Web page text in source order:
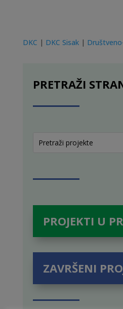
DKC | DKC Sisak|
PRETRAŽI
PROJEKTI U
ZAVRŠENI